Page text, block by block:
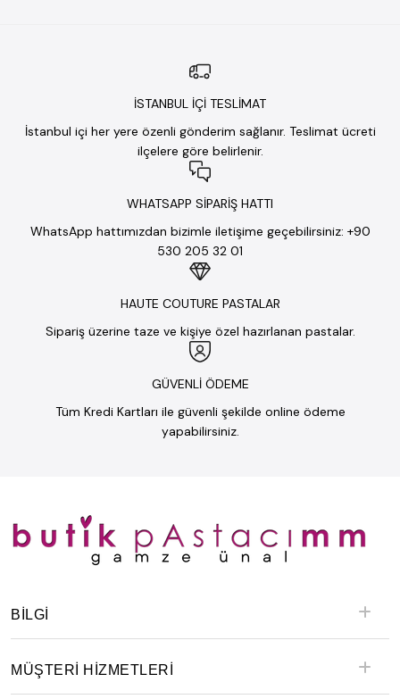
İSTANBUL İÇİ TESLİMAT
İstanbul içi her yere özenli gönderim sağlanır. Teslimat ücreti
ilçelere göre belirlenir.
WHATSAPP SİPARİŞ HATTI
WhatsApp hattımızdan bizimle iletişime geçebilirsiniz: +90
530 205 32 01
HAUTE COUTURE PASTALAR
Sipariş üzerine taze ve kişiye özel hazırlanan pastalar.
GÜVENLİ ÖDEME
Tüm Kredi Kartları ile güvenli şekilde online ödeme
yapabilirsiniz.
BILGI
MÜŞTERİ HİZMETLERİ